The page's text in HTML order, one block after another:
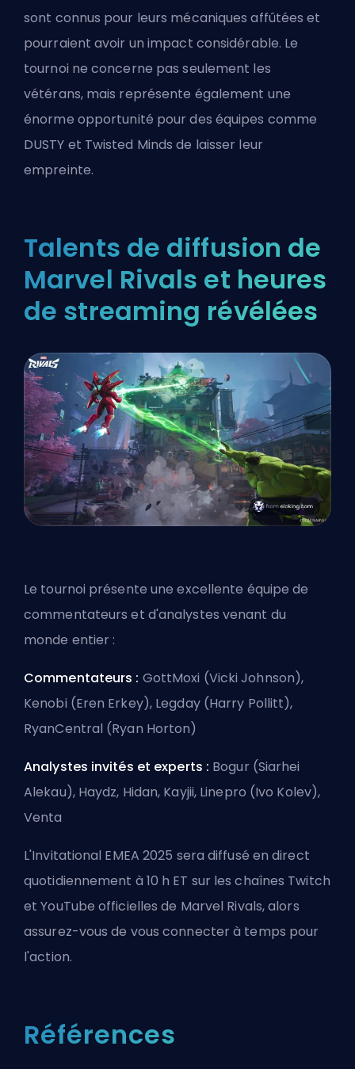
sont connus pour leurs mécaniques affûtées et
pourraient avoir un impact considérable. Le
tournoi ne concerne pas seulement les
vétérans, mais représente également une
énorme opportunité pour des équipes comme
DUSTY et Twisted Minds de laisser leur
empreinte.
Talents de diffusion de
Marvel Rivals et heures
de streaming révélées
Le tournoi présente une excellente équipe de
commentateurs et d'analystes venant du
monde entier :
Commentateurs : GottMoxi (Vicki Johnson),
Kenobi (Eren Erkey), Legday (Harry Pollitt),
RyanCentral (Ryan Horton)
Analystes invités et experts : Bogur (Siarhei
Alekau), Haydz, Hidan, Kayjii, Linepro (Ivo Kolev),
Venta
L'Invitational EMEA 2025 sera diffusé en direct
quotidiennement à 10 h ET sur les chaînes Twitch
et YouTube officielles de Marvel Rivals, alors
assurez-vous de vous connecter à temps pour
l'action.
Références